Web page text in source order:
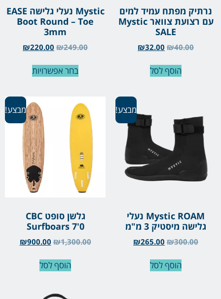
נרתיק מפתח עמיד למים
עם רצועת צוואר Mystic
SALE
₪40.00
₪32.00
הוסף לסל
Mystic נעלי גלישה EASE
Boot Round – Toe
3mm
₪249.00
₪220.00
בחר אפשרויות
מבצע!
Mystic ROAM נעלי
גלישה מיסטיק 3 מ"מ
₪300.00
₪265.00
הוסף לסל
מבצע!
גלשן סופט CBC
Surfboars 7'0
₪1,300.00
₪900.00
הוסף לסל